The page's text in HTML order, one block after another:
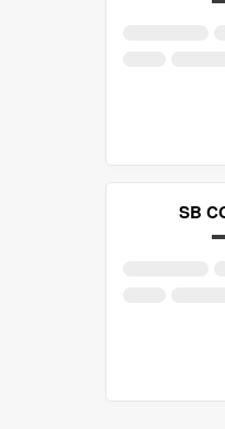
SB